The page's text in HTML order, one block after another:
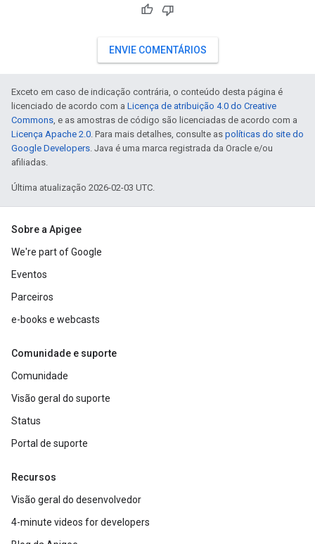
ENVIE COMENTÁRIOS
Exceto em caso de indicação contrária, o conteúdo desta página é
licenciado de acordo com a Licença de atribuição 4.0 do Creative
Commons, e as amostras de código são licenciadas de acordo com a
Licença Apache 2.0. Para mais detalhes, consulte as políticas do site do
Google Developers. Java é uma marca registrada da Oracle e/ou
afiliadas.
Última atualização 2026-02-03 UTC.
Sobre a Apigee
We're part of Google
Eventos
Parceiros
e-books e webcasts
Comunidade e suporte
Comunidade
Visão geral do suporte
Status
Portal de suporte
Recursos
Visão geral do desenvolvedor
4-minute videos for developers